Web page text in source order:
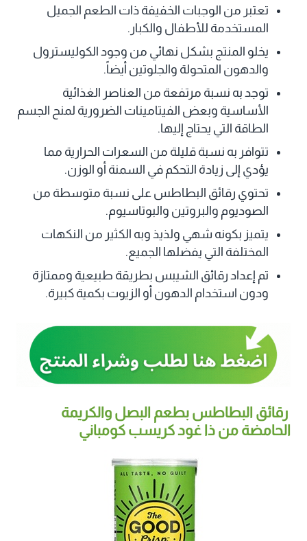
تعتبر من الوجبات الخفيفة ذات الطعم الجميل
المستخدمة للأطفال والكبار.
يخلو المنتج بشكل نهائي من وجود الكوليسترول
والدهون المتحولة والجلوتين أيضاً.
توجد به نسبة مرتفعة من العناصر الغذائية
الأساسية وبعض الفيتامينات الضرورية لمنح الجسم
الطاقة التي يحتاج إليها.
تتوافر به نسبة قليلة من السعرات الحرارية مما
يؤدي إلى زيادة التحكم في السمنة أو الوزن.
تحتوي رقائق البطاطس على نسبة متوسطة من
الصوديوم والبروتين والبوتاسيوم.
يتميز بكونه شهي ولذيذ وبه الكثير من النكهات
المختلفة التي يفضلها الجميع.
تم إعداد رقائق الشيبس بطريقة طبيعية وممتازة
ودون استخدام الدهون أو الزيوت بكمية كبيرة.
رقائق البطاطس بطعم البصل والكريمة
الحامضة من ذا غود كريسب كومباني